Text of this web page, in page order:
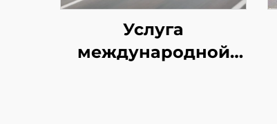
Услуга
международной